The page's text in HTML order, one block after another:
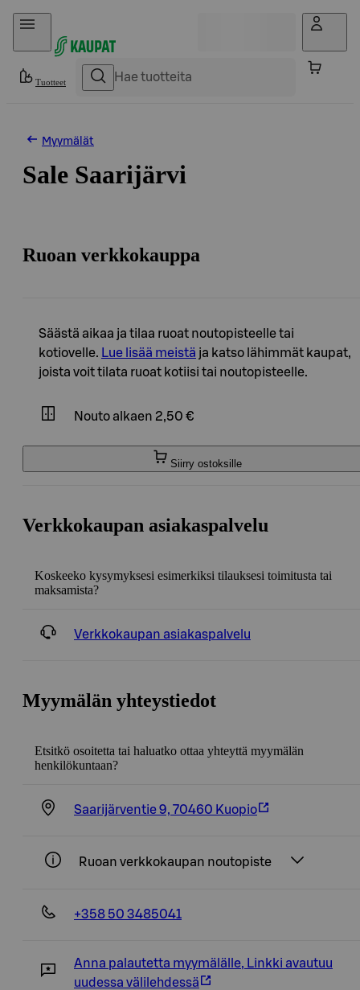
Hyppää sisältöön
Tuotteet
Myymälät
Sale Saarijärvi
Ruoan verkkokauppa
Säästä aikaa ja tilaa ruoat noutopisteelle tai
kotiovelle. Lue lisää meistä ja katso lähimmät kaupat,
joista voit tilata ruoat kotiisi tai noutopisteelle.
Nouto alkaen 2,50 €
Siirry ostoksille
Verkkokaupan asiakaspalvelu
Koskeeko kysymyksesi esimerkiksi tilauksesi toimitusta tai
maksamista?
Verkkokaupan asiakaspalvelu
Myymälän yhteystiedot
Etsitkö osoitetta tai haluatko ottaa yhteyttä myymälän
henkilökuntaan?
Saarijärventie 9, 70460 Kuopio
Ruoan verkkokaupan noutopiste
+358 50 3485041
Anna palautetta myymälälle, Linkki avautuu
uudessa välilehdessä